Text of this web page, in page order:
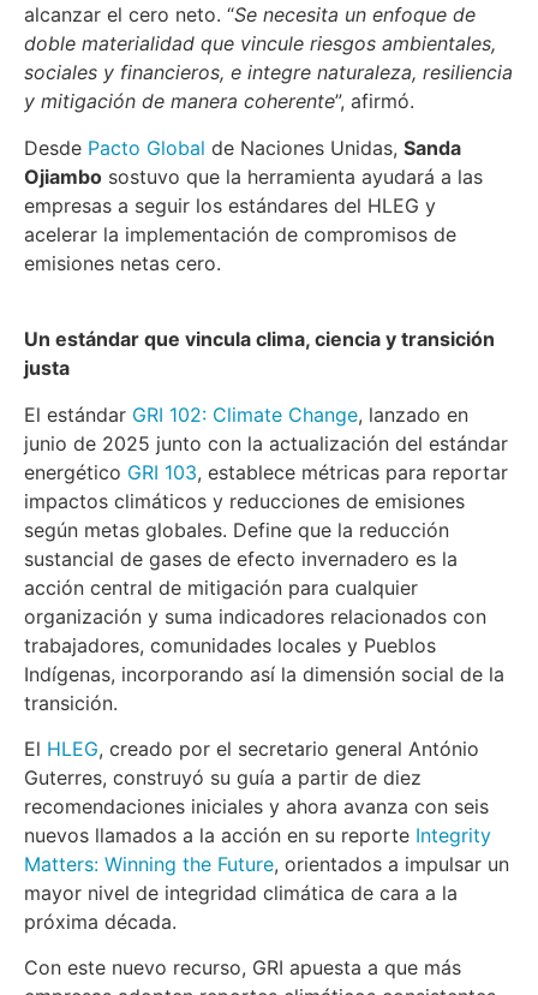
alcanzar el cero neto. “Se necesita un enfoque de
doble materialidad que vincule riesgos ambientales,
sociales y financieros, e integre naturaleza, resiliencia
y mitigación de manera coherente”, afirmó.
Desde Pacto Global de Naciones Unidas, Sanda
Ojiambo sostuvo que la herramienta ayudará a las
empresas a seguir los estándares del HLEG y
acelerar la implementación de compromisos de
emisiones netas cero.
Un estándar que vincula clima, ciencia y transición
justa
El estándar GRI 102: Climate Change, lanzado en
junio de 2025 junto con la actualización del estándar
energético GRI 103, establece métricas para reportar
impactos climáticos y reducciones de emisiones
según metas globales. Define que la reducción
sustancial de gases de efecto invernadero es la
acción central de mitigación para cualquier
organización y suma indicadores relacionados con
trabajadores, comunidades locales y Pueblos
Indígenas, incorporando así la dimensión social de la
transición.
El HLEG, creado por el secretario general António
Guterres, construyó su guía a partir de diez
recomendaciones iniciales y ahora avanza con seis
nuevos llamados a la acción en su reporte Integrity
Matters: Winning the Future, orientados a impulsar un
mayor nivel de integridad climática de cara a la
próxima década.
Con este nuevo recurso, GRI apuesta a que más